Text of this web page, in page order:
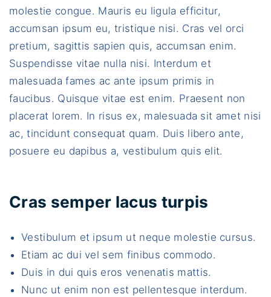
molestie congue. Mauris eu ligula efficitur,
accumsan ipsum eu, tristique nisi. Cras vel orci
pretium, sagittis sapien quis, accumsan enim.
Suspendisse vitae nulla nisi. Interdum et
malesuada fames ac ante ipsum primis in
faucibus. Quisque vitae est enim. Praesent non
placerat lorem. In risus ex, malesuada sit amet nisi
ac, tincidunt consequat quam. Duis libero ante,
posuere eu dapibus a, vestibulum quis elit.
Cras semper lacus turpis
Vestibulum et ipsum ut neque molestie cursus.
Etiam ac dui vel sem finibus commodo.
Duis in dui quis eros venenatis mattis.
Nunc ut enim non est pellentesque interdum.